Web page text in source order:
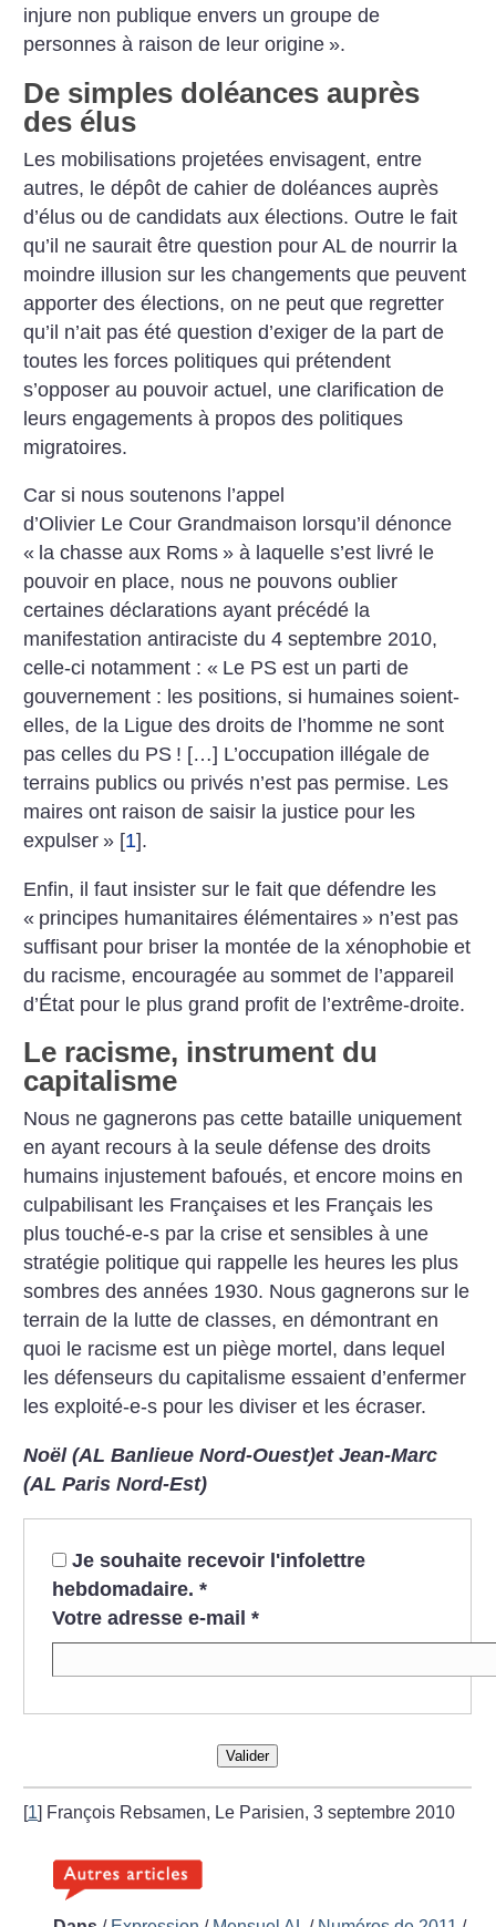
injure non publique envers un groupe de
personnes à raison de leur origine ».
De simples doléances auprès
des élus
Les mobilisations projetées envisagent, entre
autres, le dépôt de cahier de doléances auprès
d’élus ou de candidats aux élections. Outre le fait
qu’il ne saurait être question pour AL de nourrir la
moindre illusion sur les changements que peuvent
apporter des élections, on ne peut que regretter
qu’il n’ait pas été question d’exiger de la part de
toutes les forces politiques qui prétendent
s’opposer au pouvoir actuel, une clarification de
leurs engagements à propos des politiques
migratoires.
Car si nous soutenons l’appel
d’Olivier Le Cour Grandmaison lorsqu’il dénonce
« la chasse aux Roms » à laquelle s’est livré le
pouvoir en place, nous ne pouvons oublier
certaines déclarations ayant précédé la
manifestation antiraciste du 4 septembre 2010,
celle-ci notamment : « Le PS est un parti de
gouvernement : les positions, si humaines soient-
elles, de la Ligue des droits de l’homme ne sont
pas celles du PS ! […] L’occupation illégale de
terrains publics ou privés n’est pas permise. Les
maires ont raison de saisir la justice pour les
expulser » [1].
Enfin, il faut insister sur le fait que défendre les
« principes humanitaires élémentaires » n’est pas
suffisant pour briser la montée de la xénophobie et
du racisme, encouragée au sommet de l’appareil
d’État pour le plus grand profit de l’extrême-droite.
Le racisme, instrument du
capitalisme
Nous ne gagnerons pas cette bataille uniquement
en ayant recours à la seule défense des droits
humains injustement bafoués, et encore moins en
culpabilisant les Françaises et les Français les
plus touché-e-s par la crise et sensibles à une
stratégie politique qui rappelle les heures les plus
sombres des années 1930. Nous gagnerons sur le
terrain de la lutte de classes, en démontrant en
quoi le racisme est un piège mortel, dans lequel
les défenseurs du capitalisme essaient d’enfermer
les exploité-e-s pour les diviser et les écraser.
Noël (AL Banlieue Nord-Ouest)et Jean-Marc
(AL Paris Nord-Est)
Je souhaite recevoir l'infolettre
hebdomadaire. *
Votre adresse e-mail *
Valider
[1] François Rebsamen, Le Parisien, 3 septembre 2010